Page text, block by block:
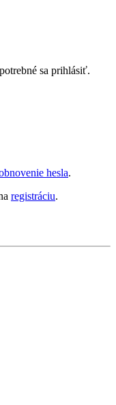
sa prihlásiť.
hesla.
registráciu.